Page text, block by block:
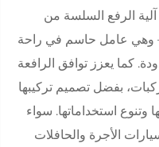
الرفع السلسة من
– وهي عامل حاسم في راحة
كما يعزز توافق الرافعة
بفضل تصميم تركيبها
وتنوع استخداماتها. سواء
الأجرة والحافلات